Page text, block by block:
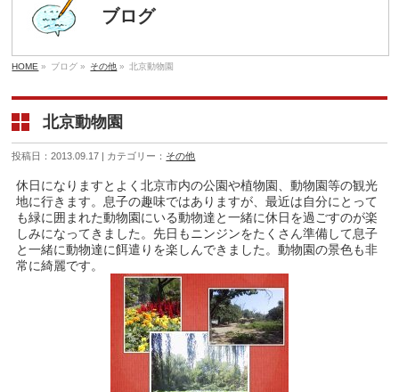
ブログ
HOME » ブログ » その他 » 北京動物園
北京動物園
投稿日：2013.09.17 | カテゴリー： その他
休日になりますとよく北京市内の公園や植物園、動物園等の観光
地に行きます。息子の趣味ではありますが、最近は自分にとって
も緑に囲まれた動物園にいる動物達と一緒に休日を過ごすのが楽
しみになってきました。先日もニンジンをたくさん準備して息子
と一緒に動物達に餌遣りを楽しんできました。動物園の景色も非
常に綺麗です。